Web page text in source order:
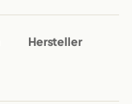
Hersteller